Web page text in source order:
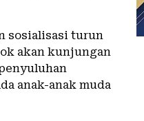
sosialisasi turun
akan kunjungan
anak-anak muda